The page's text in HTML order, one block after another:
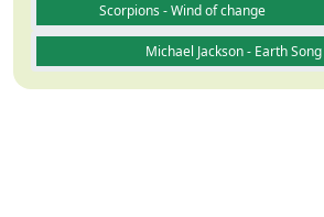
Scorpions - Wind of change
Michael Jackson - Earth Song